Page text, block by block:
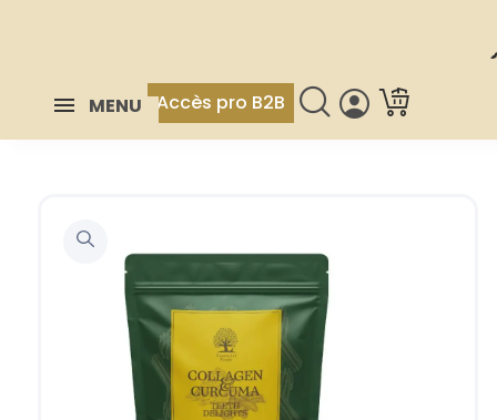
MENU Accès pro B2B